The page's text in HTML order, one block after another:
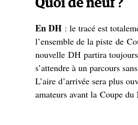
Quoi de neuf ?
En DH : le tracé est
l’ensemble de la piste de
nouvelle DH partira
s’attendre à un parcours
L’aire d’arrivée sera plus
amateurs avant la Coupe